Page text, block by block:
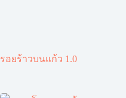
รอยร้าวบนแก้ว 1.0